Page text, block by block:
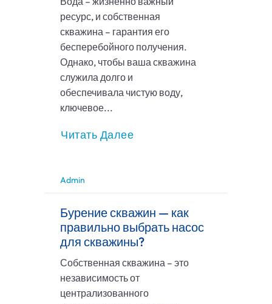
ресурс, и собственная
скважина – гарантия его
бесперебойного получения.
Однако, чтобы ваша скважина
служила долго и
обеспечивала чистую воду,
ключевое...
Читать Далее
Admin
Бурение скважин — как
правильно выбрать насос
для скважины?
Собственная скважина – это
независимость от
централизованного